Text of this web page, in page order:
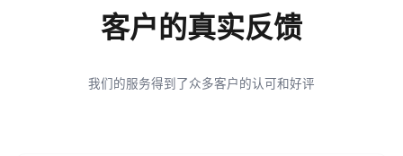
客户的真实反馈
我们的服务得到了众多客户的认可和好评